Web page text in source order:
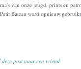
van onze jeugd, prints en
Bateau werd opnieuw gebruikt
post naar een vriend